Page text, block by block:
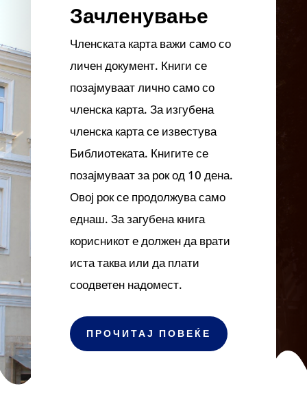
Зачленување
Членската карта важи само со
личен документ. Книги се
позајмуваат лично само со
членска карта. За изгубена
членска карта се известува
Библиотеката. Книгите се
позајмуваат за рок од 10 дена.
Овој рок се продолжува само
еднаш. За загубена книга
корисникот е должен да врати
иста таква или да плати
соодветен надомест.
ПРОЧИТАЈ ПОВЕЌЕ